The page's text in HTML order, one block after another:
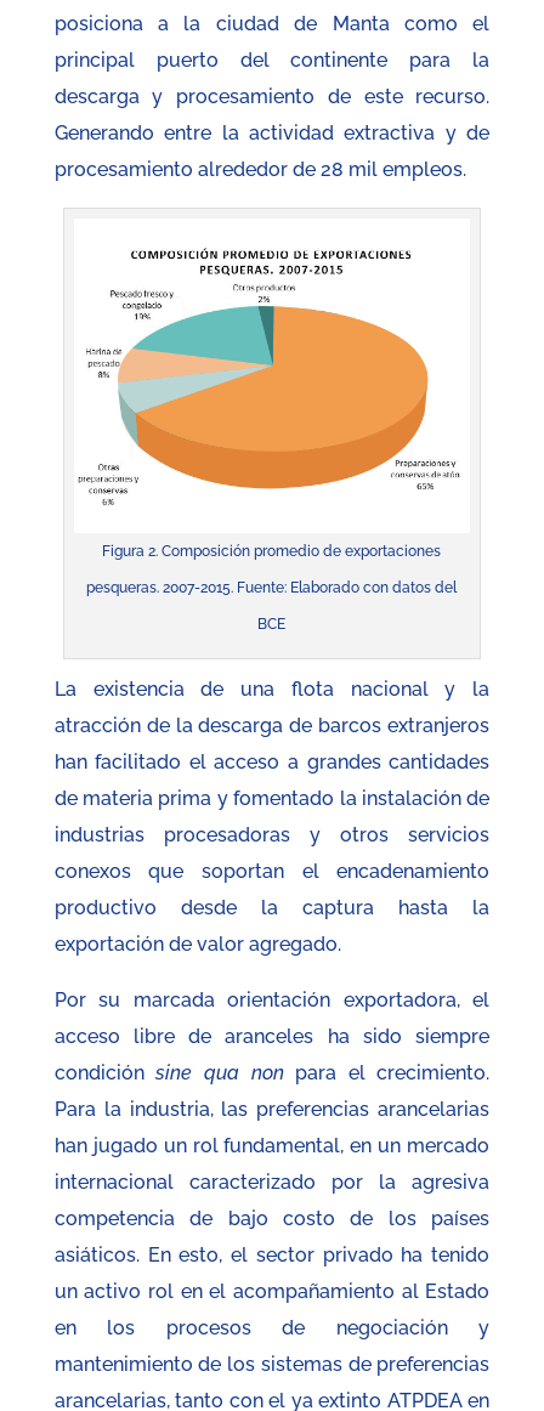
posiciona a la ciudad de Manta como el
principal puerto del continente para la
descarga y procesamiento de este recurso.
Generando entre la actividad extractiva y de
procesamiento alrededor de 28 mil empleos.
Figura 2. Composición promedio de exportaciones
pesqueras. 2007-2015. Fuente: Elaborado con datos del
BCE
La existencia de una flota nacional y la
atracción de la descarga de barcos extranjeros
han facilitado el acceso a grandes cantidades
de materia prima y fomentado la instalación de
industrias procesadoras y otros servicios
conexos que soportan el encadenamiento
productivo desde la captura hasta la
exportación de valor agregado.
Por su marcada orientación exportadora, el
acceso libre de aranceles ha sido siempre
condiciónsine qua nonpara el crecimiento.
Para la industria, las preferencias arancelarias
han jugado un rol fundamental, en un mercado
internacional caracterizado por la agresiva
competencia de bajo costo de los países
asiáticos. En esto, el sector privado ha tenido
un activo rol en el acompañamiento al Estado
en los procesos de negociación y
mantenimiento de los sistemas de preferencias
arancelarias, tanto con el ya extinto ATPDEA en